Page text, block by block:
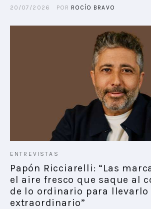
20/07/2026 POR ROCÍO BRAVO
ENTREVISTAS
Papón Ricciarelli: “Las
el aire fresco que saque al
de lo ordinario para llevarlo
extraordinario”